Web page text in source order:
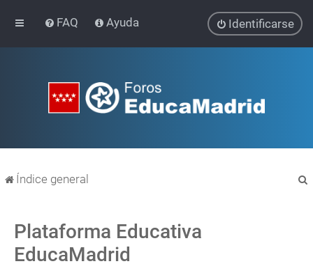
FAQ Ayuda Identificarse
Índice general
Plataforma Educativa
EducaMadrid